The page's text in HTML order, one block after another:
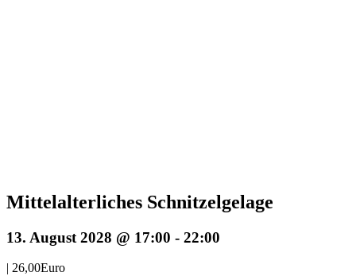
Mittelalterliches Schnitzelgelage
13. August 2028 @ 17:00 - 22:00
| 26,00Euro